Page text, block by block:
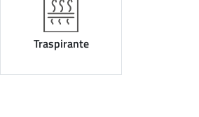
Traspirante